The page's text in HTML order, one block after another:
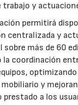
trabajo y
permitirá
centralizada y
sobre más de 60
coordinación
y
prestado a los